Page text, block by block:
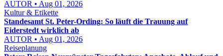
AUTOR • Aug 01, 2026
Kultur & Etikette
Standesamt St. Peter-Ording: So läuft die Trauung auf
Eiderstedt wirklich ab
AUTOR • Aug 01, 2026
Reiseplanung